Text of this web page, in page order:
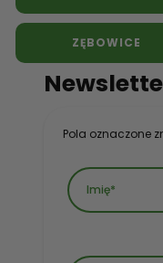
ZĘBOWICE
Pola oznaczone